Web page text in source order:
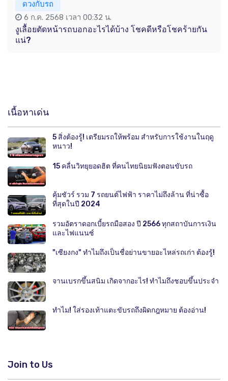
ดวงกับรถ
6 ก.ค. 2568 เวลา 00:32 น.
งูเลื้อยตัดหน้ารถบอกอะไรได้บ้าง โชคดีหรือโชคร้ายกัน
แน่?
เนื้อหาเด่น
5 สิ่งต้องรู้! เตรียมรถให้พร้อม สำหรับการใช้งานในฤดู
หนาว!
15 คลื่นวิทยุยอดฮิต ที่คนไทยนิยมฟังตอนขับรถ
คุ้มชัวร์ รวม 7 รถยนต์ไฟฟ้า ราคาไม่ถึงล้าน ที่น่าซื้อ
ที่สุดในปี 2024
รวมอัตราดอกเบี้ยรถมือสอง ปี 2566 ทุกสถาบันการเงิน
และไฟแนนซ์
"เซียงกง" ทำไมถึงเป็นชื่อย่านขายอะไหล่รถเก่า ต้องรู้!
จานเบรกขึ้นสนิม เกิดจากอะไร! ทำไมถึงชอบขึ้นประจำ
ทำไม! ใส่รองเท้าแตะขับรถถึงผิดกฎหมาย ต้องอ่าน!
Join to Us